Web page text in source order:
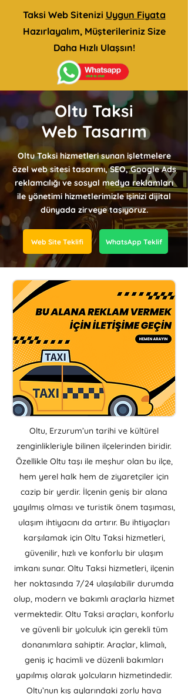
Taksi Web Sitenizi Uygun Fiyata
Hazırlayalım, Müşterileriniz Size
Daha Hızlı Ulaşsın!
Oltu Taksi
Web Tasarım
Oltu Taksi hizmetleri sunan işletmelere
özel web sitesi tasarımı, SEO, Google Ads
reklamcılığı ve sosyal medya reklamları
ile yönetimi hizmetlerimizle işinizi dijital
dünyada zirveye taşıyoruz.
Web Site Teklifi WhatsApp Teklif
Oltu, Erzurum’un tarihi ve kültürel
zenginlikleriyle bilinen ilçelerinden biridir.
Özellikle Oltu taşı ile meşhur olan bu ilçe,
hem yerel halk hem de ziyaretçiler için
cazip bir yerdir. İlçenin geniş bir alana
yayılmış olması ve turistik önem taşıması,
ulaşım ihtiyacını da artırır. Bu ihtiyaçları
karşılamak için Oltu Taksi hizmetleri,
güvenilir, hızlı ve konforlu bir ulaşım
imkanı sunar. Oltu Taksi hizmetleri, ilçenin
her noktasında 7/24 ulaşılabilir durumda
olup, modern ve bakımlı araçlarla hizmet
vermektedir. Oltu Taksi araçları, konforlu
ve güvenli bir yolculuk için gerekli tüm
donanımlara sahiptir. Araçlar, klimalı,
geniş iç hacimli ve düzenli bakımları
yapılmış olarak yolcuların hizmetindedir.
Oltu’nun kış aylarındaki zorlu hava